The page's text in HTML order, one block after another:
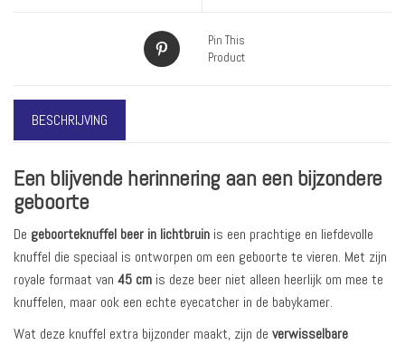
Pin This
Product
BESCHRIJVING
Een blijvende herinnering aan een bijzondere
geboorte
De geboorteknuffel beer in lichtbruin is een prachtige en liefdevolle
knuffel die speciaal is ontworpen om een geboorte te vieren. Met zijn
royale formaat van 45 cm is deze beer niet alleen heerlijk om mee te
knuffelen, maar ook een echte eyecatcher in de babykamer.
Wat deze knuffel extra bijzonder maakt, zijn de verwisselbare